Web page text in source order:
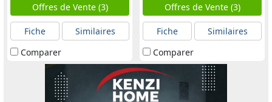
Offres de Vente (3)
Fiche
Similaires
Comparer
Offres de Vente (3)
Fiche
Similaires
Comparer